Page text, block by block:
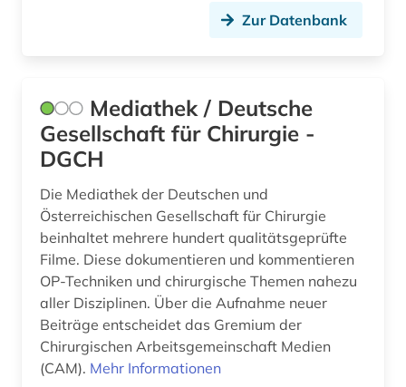
tierversuch (1)
toxikologie (5)
u.s. national institutes of health (1)
u.s. national library of medicine (1)
uganda (1)
umwelt (1)
umweltschutz (1)
Zur Datenbank
Mediathek / Deutsche
Gesellschaft für Chirurgie -
DGCH
Die Mediathek der Deutschen und
Österreichischen Gesellschaft für Chirurgie
beinhaltet mehrere hundert qualitätsgeprüfte
Filme. Diese dokumentieren und kommentieren
OP-Techniken und chirurgische Themen nahezu
aller Disziplinen. Über die Aufnahme neuer
Beiträge entscheidet das Gremium der
Chirurgischen Arbeitsgemeinschaft Medien
(CAM). Mehr Informationen